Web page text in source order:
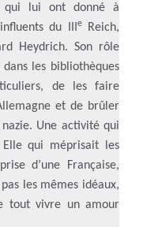
qui lui ont donné à
du III
eReich,
Heydrich. Son rôle
les bibliothèques
de les faire
et de brûler
Une activité qui
Elle qui méprisait les
d’une Française,
les mêmes idéaux,
tout vivre un amour